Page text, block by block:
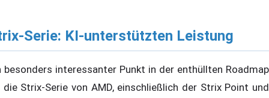
Serie: KI-unterstützten Leistung
besonders interessanter Punkt in der enthüllten Roadmap
Strix-Serie von AMD, einschließlich der Strix Point und